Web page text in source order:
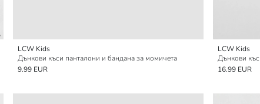
LCW Kids
Дънкови къси панталони и бандана за момичета
9.99 EUR
LCW Kids
Дънкови
16.99 EUR